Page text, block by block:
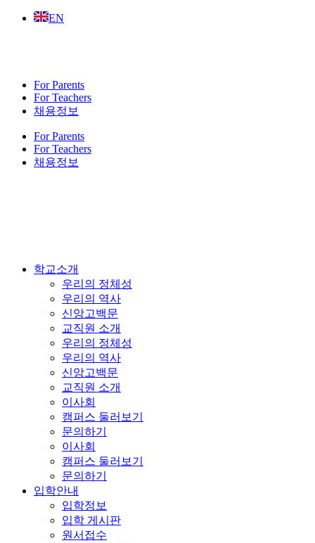
Skip
EN
For Parents
For Teachers
채용정보
For Parents
For Teachers
채용정보
학교소개
우리의 정체성
우리의 역사
신앙고백문
교직원 소개
우리의 정체성
우리의 역사
신앙고백문
교직원 소개
이사회
캠퍼스 둘러보기
문의하기
이사회
캠퍼스 둘러보기
문의하기
입학안내
입학정보
입학 게시판
원서접수